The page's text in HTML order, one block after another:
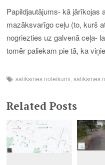
Papildjautājums- kā jārīkojas
mazāksvarīgo ceļu (to, kurš
nogriezties uz galvenā ceļa-
tomēr paliekam pie tā, ka
satiksmes noteikumi ,satiksmes
Related Posts